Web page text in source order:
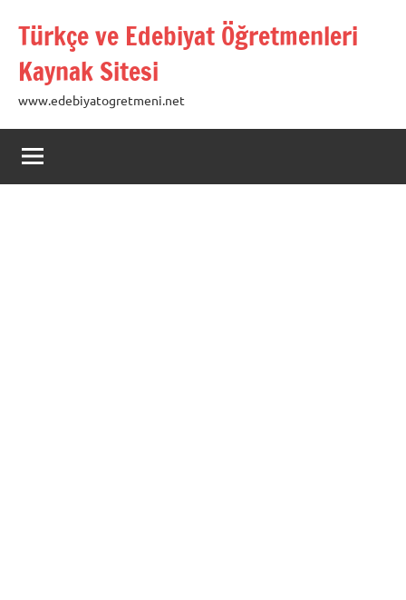
Türkçe ve Edebiyat Öğretmenleri
Kaynak Sitesi
www.edebiyatogretmeni.net